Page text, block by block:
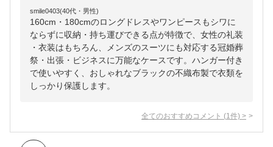
smile0403(40代・男性)
160cm・180cmのロングドレスやワンピースもシワに
ならずに収納・持ち運びできる点が特徴で、女性の礼装
・衣装はもちろん、メンズのスーツにも対応する冠婚葬
祭・出張・ビジネスに万能なケースです。ハンガー付き
で使いやすく、おしゃれなブラックの不織布製で衣類を
しっかり保護します。
全てのおすすめコメント (1 件) >